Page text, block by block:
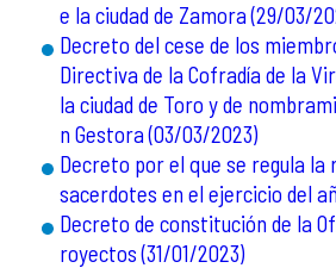
e la ciudad de Zamora (29/03/
Decreto del cese de los
Directiva de la Cofradía de la
la ciudad de Toro y de
n Gestora (03/03/2023)
Decreto por el que se regula la
sacerdotes en el ejercicio del
Decreto de constitución de la
royectos (31/01/2023)